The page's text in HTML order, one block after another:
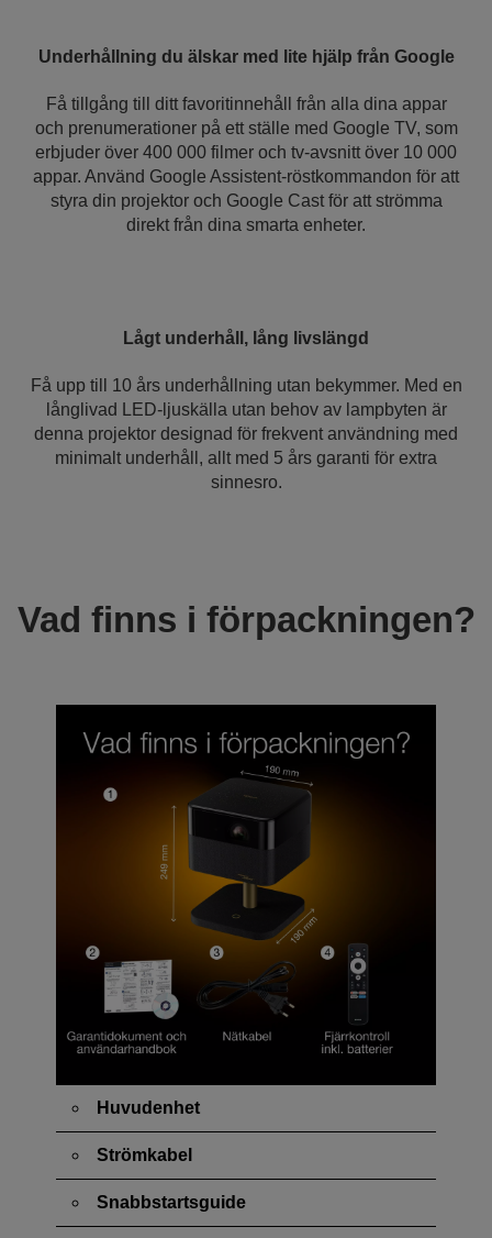
Underhållning du älskar med lite hjälp från Google
Få tillgång till ditt favoritinnehåll från alla dina appar
och prenumerationer på ett ställe med Google TV, som
erbjuder över 400 000 filmer och tv-avsnitt över 10 000
appar. Använd Google Assistent-röstkommandon för att
styra din projektor och Google Cast för att strömma
direkt från dina smarta enheter.
Lågt underhåll, lång livslängd
Få upp till 10 års underhållning utan bekymmer. Med en
långlivad LED-ljuskälla utan behov av lampbyten är
denna projektor designad för frekvent användning med
minimalt underhåll, allt med 5 års garanti för extra
sinnesro.
Vad finns i förpackningen?
Huvudenhet
Strömkabel
Snabbstartsguide